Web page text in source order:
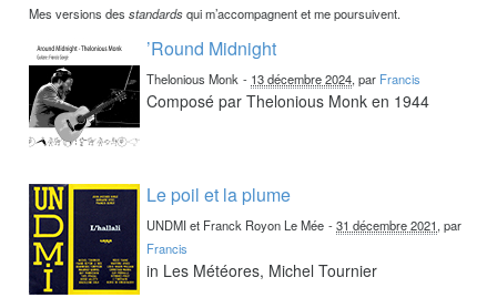
Mes versions desstandardsqui m’accompagnent et me poursuivent.
’Round Midnight
Thelonious Monk - 13 décembre 2024, par Francis
Composé par Thelonious Monk en 1944
Le poil et la plume
UNDMI et Franck Royon Le Mée -31 décembre 2021, par
Francis
in Les Météores, Michel Tournier